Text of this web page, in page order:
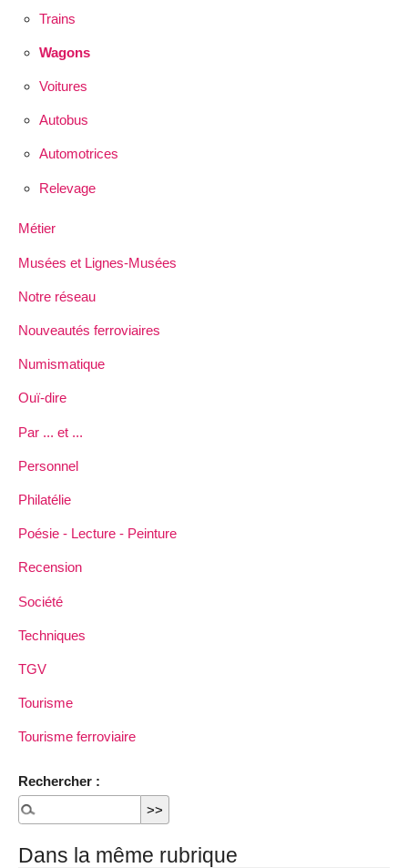
Trains
Wagons
Voitures
Autobus
Automotrices
Relevage
Métier
Musées et Lignes-Musées
Notre réseau
Nouveautés ferroviaires
Numismatique
Ouï-dire
Par ... et ...
Personnel
Philatélie
Poésie - Lecture - Peinture
Recension
Société
Techniques
TGV
Tourisme
Tourisme ferroviaire
Rechercher :
Dans la même rubrique